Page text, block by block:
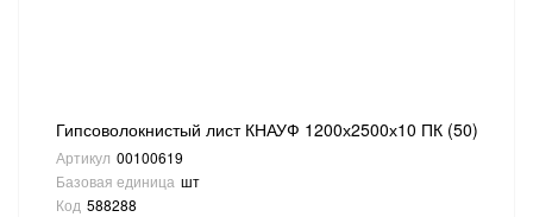
СТРЕМЯНКИ,ЛЕСТНИЦЫ
Гипсоволокнистый лист КНАУФ 1200х2500х10 ПК (50)
Артикул 00100619
Базовая единица шт
Код 588288